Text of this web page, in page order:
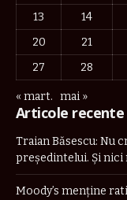
13
14
20
21
27
28
« mart. mai »
Articole recente
Traian Băsescu: Nu
preşedintelui. Şi nici
Moody’s menține